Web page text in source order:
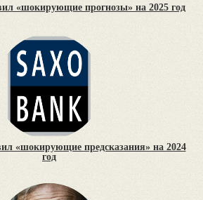
«шокирующие прогнозы» на 2025 год
«шокирующие предсказания» на 2024
год